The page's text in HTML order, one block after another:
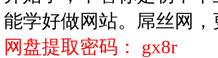
能学好做网站。屌丝网
网盘提取密码： gx8r